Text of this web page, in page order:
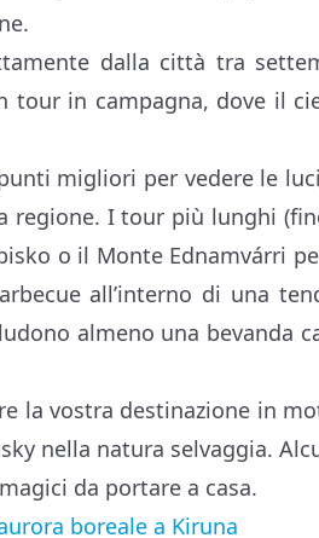
dalla città tra
in campagna, dove il
migliori per vedere le
regione. I tour più lunghi
o il Monte Ednamvárri
all’interno di una
almeno una bevanda
la vostra destinazione in
nella natura selvaggia.
da portare a casa.
boreale a Kiruna